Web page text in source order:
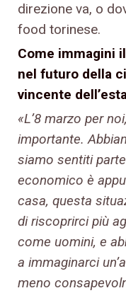
direzione va, o
food torinese.
Come immagini
nel futuro della
vincente
«L’8 marzo per
importante.
siamo sentiti
economico è
casa, questa
di riscoprirci più
come uomini, e
a immaginarci
meno